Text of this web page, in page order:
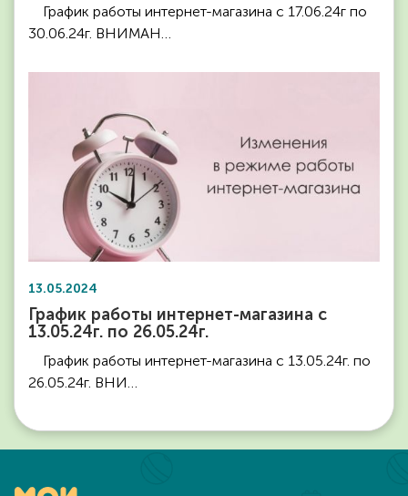
График работы интернет-магазина с 17.06.24г по
30.06.24г. ВНИМАН…
13.05.2024
График работы интернет-магазина с
13.05.24г. по 26.05.24г.
График работы интернет-магазина с 13.05.24г. по
26.05.24г. ВНИ…